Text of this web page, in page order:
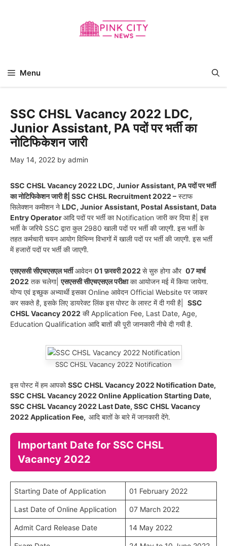
Menu
SSC CHSL Vacancy 2022 LDC,
Junior Assistant, PA पदों पर भर्ती का
नोटिफिकेशन जारी
May 14, 2022 by admin
SSC CHSL Vacancy 2022 LDC, Junior Assistant, PA पदों पर भर्ती
का नोटिफिकेशन जारी है| SSC CHSL Recruitment 2022 – स्टाफ
सिलेक्शन कमीशन ने LDC, Junior Assistant, Postal Assistant, Data
Entry Operatorआदि पदों पर भर्ती का Notification जारी कर दिया है| इस
भर्ती के जरिये SSC द्वारा कुल 2980 खाली पदों पर भर्ती की जाएगी. इस भर्ती के
तहत कर्मचारी चयन आयोग विभिन्न विभागों में खाली पदों पर भर्ती की जाएगी. इस भर्ती
में हजारों पदों पर भर्ती की जाएगी.
एसएससी सीएचएसएल भर्तीआवेदन 01 फ़रवरी 2022 से सुरु होगा और 07 मार्च
2022 तक चलेगा|एसएससी सीएचएसएल परीक्षाका आयोजन मई में किया जायेगा.
योग्य एवं इच्छुक अभ्यार्थी इसका Online आवेदन Official Website पर जाकर
कर सकते है, इसके लिए डायरेक्ट लिंक इस पोस्ट के लास्ट में दी गयी है| SSC
CHSL Vacancy 2022 की Application Fee, Last Date, Age,
Education Qualification आदि बातों की पूरी जानकारी नीचे दी गयी है.
SSC CHSL Vacancy 2022 Notification
इस पोस्ट में हम आपकोSSC CHSL Vacancy 2022 Notification Date,
SSC CHSL Vacancy 2022 Online Application Starting Date,
SSC CHSL Vacancy 2022 Last Date, SSC CHSL Vacancy
2022 Application Fee, आदि बातों के बारे में जानकारी देंगे.
Important Date for SSC CHSL
Vacancy 2022
Starting Date of Application 01 February 2022
Last Date of Online Application 07 March 2022
Admit Card Release Date 14 May 2022